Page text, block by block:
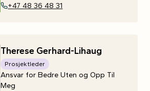
+47 48 36 48 31
Therese Gerhard-Lihaug
Prosjektleder
Ansvar for Bedre Uten og Opp Til
Meg